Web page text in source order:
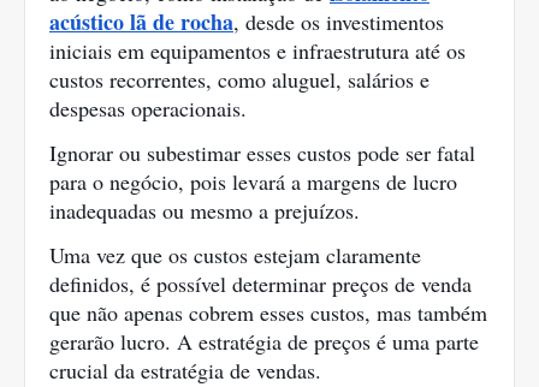
acústico lã de rocha, desde os investimentos
iniciais em equipamentos e infraestrutura até os
custos recorrentes, como aluguel, salários e
despesas operacionais.
Ignorar ou subestimar esses custos pode ser fatal
para o negócio, pois levará a margens de lucro
inadequadas ou mesmo a prejuízos.
Uma vez que os custos estejam claramente
definidos, é possível determinar preços de venda
que não apenas cobrem esses custos, mas também
gerarão lucro. A estratégia de preços é uma parte
crucial da estratégia de vendas.